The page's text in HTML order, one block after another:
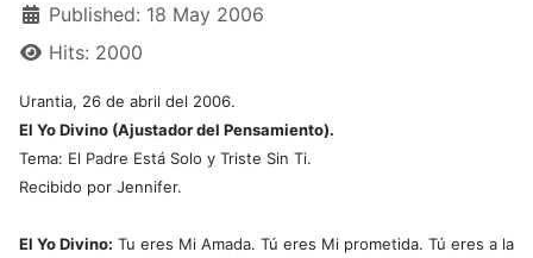
Published: 18 May 2006
Hits: 2000
Urantia, 26 de abril del 2006.
El Yo Divino (Ajustador del Pensamiento).
Tema: El Padre Está Solo y Triste Sin Ti.
Recibido por Jennifer.
El Yo Divino: Tu eres Mi Amada. Tú eres Mi prometida. Tú eres a la